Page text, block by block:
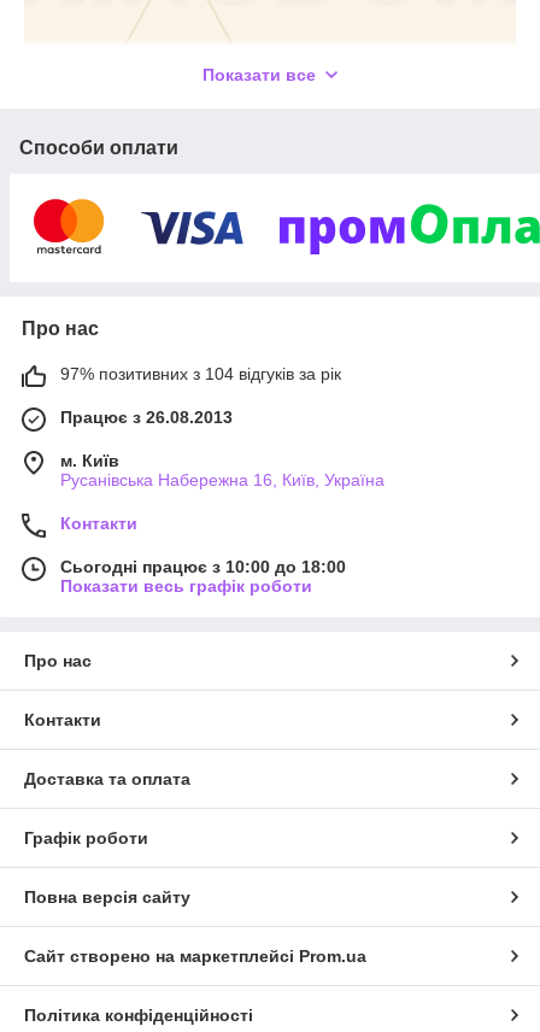
Карнавальні костюми для
Наші
Низькі ціни
Власне виробництво з імпортних тканин
Всі товари знаходяться у нас на складі,
тому товар буде доставлений максимально
швидко
Показати все
Способи оплати
Про нас
97% позитивних з 104 відгуків за рік
Працює з 26.08.2013
м. Київ
Русанівська Набережна 16, Київ, Україна
Контакти
Сьогодні працює з 10:00 до 18:00
Показати весь графік роботи
Про нас
Контакти
Доставка та оплата
Графік роботи
Повна версія сайту
Сайт створено на маркетплейсі Prom.ua
Політика конфіденційності